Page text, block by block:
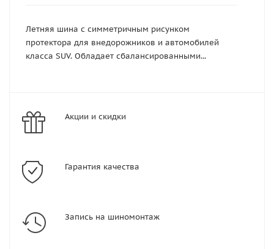
Летняя шина с симметричным рисунком
протектора для внедорожников и автомобилей
класса SUV. Обладает сбалансированными...
Акции и скидки
Гарантия качества
Запись на шиномонтаж